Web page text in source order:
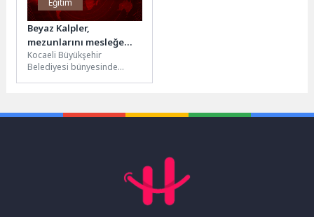
Eğitim
Beyaz Kalpler,
mezunlarını mesleğe
uğurladı
Kocaeli Büyükşehir
Belediyesi bünyesinde
tamamlayan...